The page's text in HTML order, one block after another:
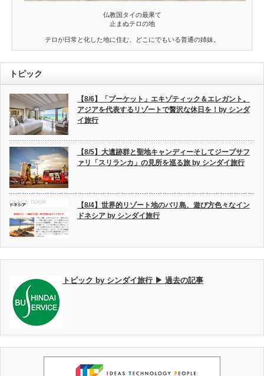
仏教国タイの最果て
止まぬテロの地
テロが日常と化した地に住む、どこにでもいる普通の姉妹。
トピック
【8/6】「プーケット」エキゾティック＆エレガント。
アジアを代表するリゾートで贅沢な休日を！by シンダ
イ旅行
【8/5】大遺跡群と聖地キャンディーそしてジープサフ
ァリ「スリランカ」の見所を巡る旅 by シンダイ旅行
【8/4】世界的リゾート地のバリ島、遊び方色々なイン
ドネシア by シンダイ旅行
トピック by シンダイ旅行 ▶ 過去の記事